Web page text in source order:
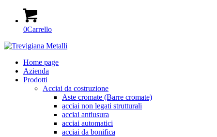
0Carrello
Home page
Azienda
Prodotti
Acciai da costruzione
Aste cromate (Barre cromate)
acciai non legati strutturali
acciai antiusura
acciai automatici
acciai da bonifica